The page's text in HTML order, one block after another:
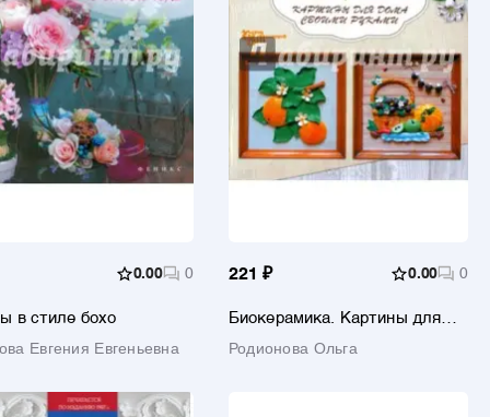
0.00 0
в стиле бохо
Евгения Евгеньевна
221 ₽ 0.00 0
Биокерамика. Картины для
Родионова Ольга